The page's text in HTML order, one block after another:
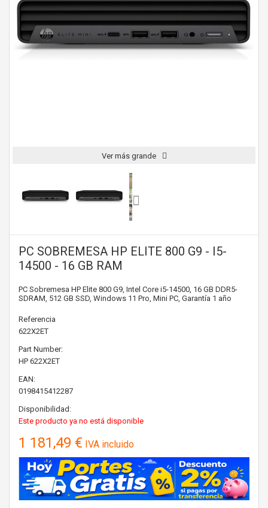
Ver más grande
PC SOBREMESA HP ELITE 800 G9 - I5-
14500 - 16 GB RAM
PC Sobremesa HP Elite 800 G9, Intel Core i5-14500, 16 GB DDR5-
SDRAM, 512 GB SSD, Windows 11 Pro, Mini PC, Garantía 1 año
Referencia
622X2ET
Part Number:
HP 622X2ET
EAN:
0198415412287
Disponibilidad:
Este producto ya no está disponible
1 181,49 € IVA incluido